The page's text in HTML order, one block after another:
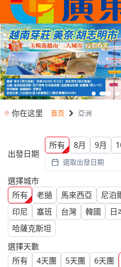
你在这里 首页 亞洲
出發日期
所有 8月 9月
選取出發日期
選擇城市
所有
老撾 馬來西亞 尼泊
印尼
塞班 台灣 韓國 日
哈薩克斯坦
選擇天數
所有
4天團 5天團 6天團